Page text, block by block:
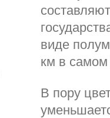
виде
км в самом
В пору